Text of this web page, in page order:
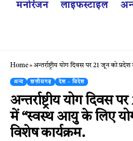
मनोरंजन लाइफस्टाइल
Home»अन्तर्राष्ट्रीय योग दिवस पर 21 जून को प्रदेश में “स्वस्थ
अन्य छत्तीसगढ़ देश - विदेश
अन्तर्राष्ट्रीय योग दिवस
में “स्वस्थ आयु के लिए
विशेष कार्यक्रम.